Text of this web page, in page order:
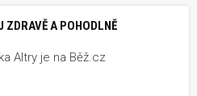
ZDRAVĚ A POHODLNĚ
Altry je na Běž.cz